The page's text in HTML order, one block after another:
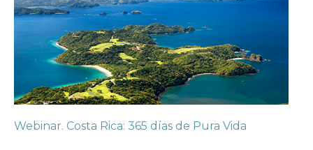
Webinar. Costa Rica: 365 días de Pura Vida